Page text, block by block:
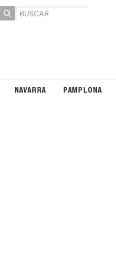
NAVARRA PAMPLONA